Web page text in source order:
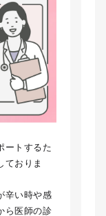
ートするた
ておりま
辛い時や感
ら医師の診